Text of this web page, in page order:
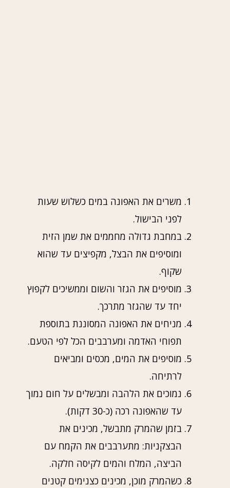
משרים את האפונה במים כשלוש שעות
לפני הבישול.
במחבת גדולה מחממים את שמן הזית
ומוסיפים את הבצל, מקפיצים עד שהוא
שקוף.
מוסיפים את הגזר והשום וממשיכים לקפוץ
יחד עד שהגזר מתרכך.
מניחים את האפונה המסוננת בתוספת
תפוחי האדמה ומערבבים הכל לפי הטעם.
מוסיפים את המים, מכסים ומביאים
לרתיחה.
נמוכים את הלהבה ומבשלים על חום נמוך
עד שהאפונה רכה (כ-30 דקות).
בזמן שהמרק מתבשל, מכינים את
הבצקניות: מתערבבים את הקמח עם
הביצה, המלח והמים לקיסה חלקה.
כשהמרק מוכן, מכינים כצנימים קטנים